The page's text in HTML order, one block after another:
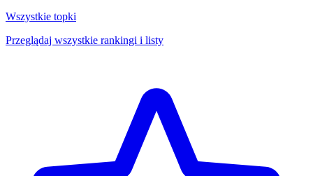
Wszystkie topki
Przeglądaj wszystkie rankingi i listy